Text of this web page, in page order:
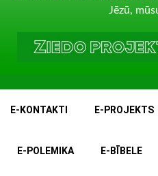
Jēzū,
E-KONTAKTI E-PROJEKTS
E-POLEMIKA E-BĪBELE